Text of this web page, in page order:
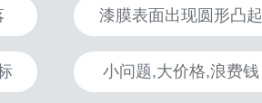
漆膜表面出现圆形凸起
小问题,大价格,浪费钱